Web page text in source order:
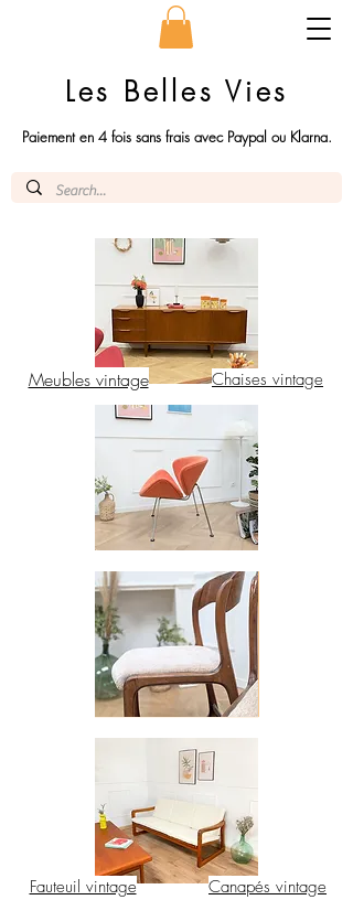
Les Belles Vies
Paiement en 4 fois sans frais avec Paypal ou Klarna.
Meubles vintage Chaises vintage
Fauteuil vintage Canapés vintage